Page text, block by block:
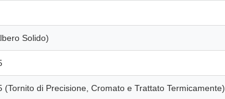
Solido)
(Tornito di Precisione, Cromato e Trattato Termicamente)